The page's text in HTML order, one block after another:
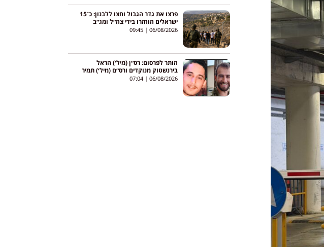
פרצו את גדר הגבול וחצו ללבנון: כ־15
ישראלים הוחזרו בידי צה״ל ומג״ב
06/08/2026
09:45
הותר לפרסום: רס״ן (מיל׳) הראל
בירנשטוק מנוקדים ורס״ם (מיל׳) תמיר
וקנין מאילת נפלו בקרב בדרום לבנון
06/08/2026
07:04